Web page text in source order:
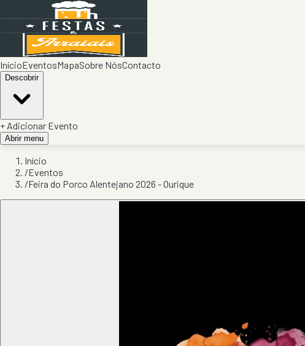
InícioEventosMapaSobre NósContacto
Descobrir
+ Adicionar Evento
Abrir menu
Início
/Eventos
/Feira do Porco Alentejano 2026 - Ourique